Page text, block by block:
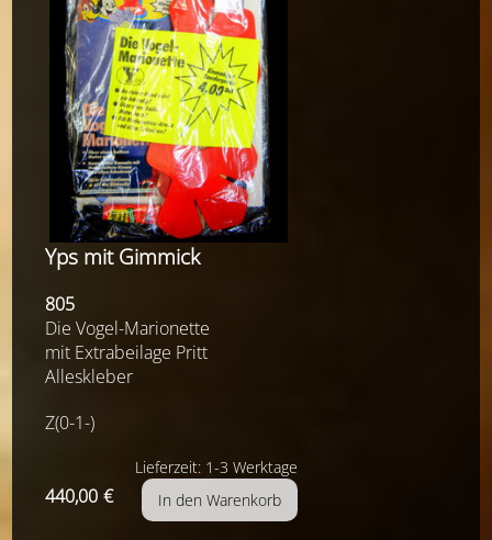
Yps mit Gimmick
805
Die Vogel-Marionette
mit Extrabeilage Pritt
Alleskleber
Z(0-1-)
Lieferzeit: 1-3 Werktage
440,00 €